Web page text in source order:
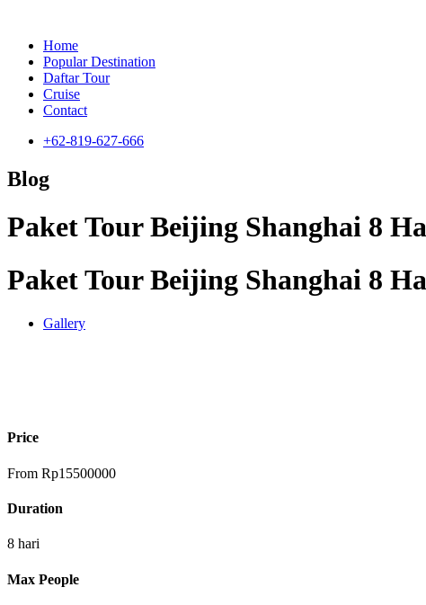
Home
Popular Destination
Daftar Tour
Cruise
Contact
+62-819-627-666
Blog
Paket Tour Beijing Shanghai 8
Paket Tour Beijing Shanghai 8
Gallery
Price
From Rp15500000
Duration
8 hari
Max People